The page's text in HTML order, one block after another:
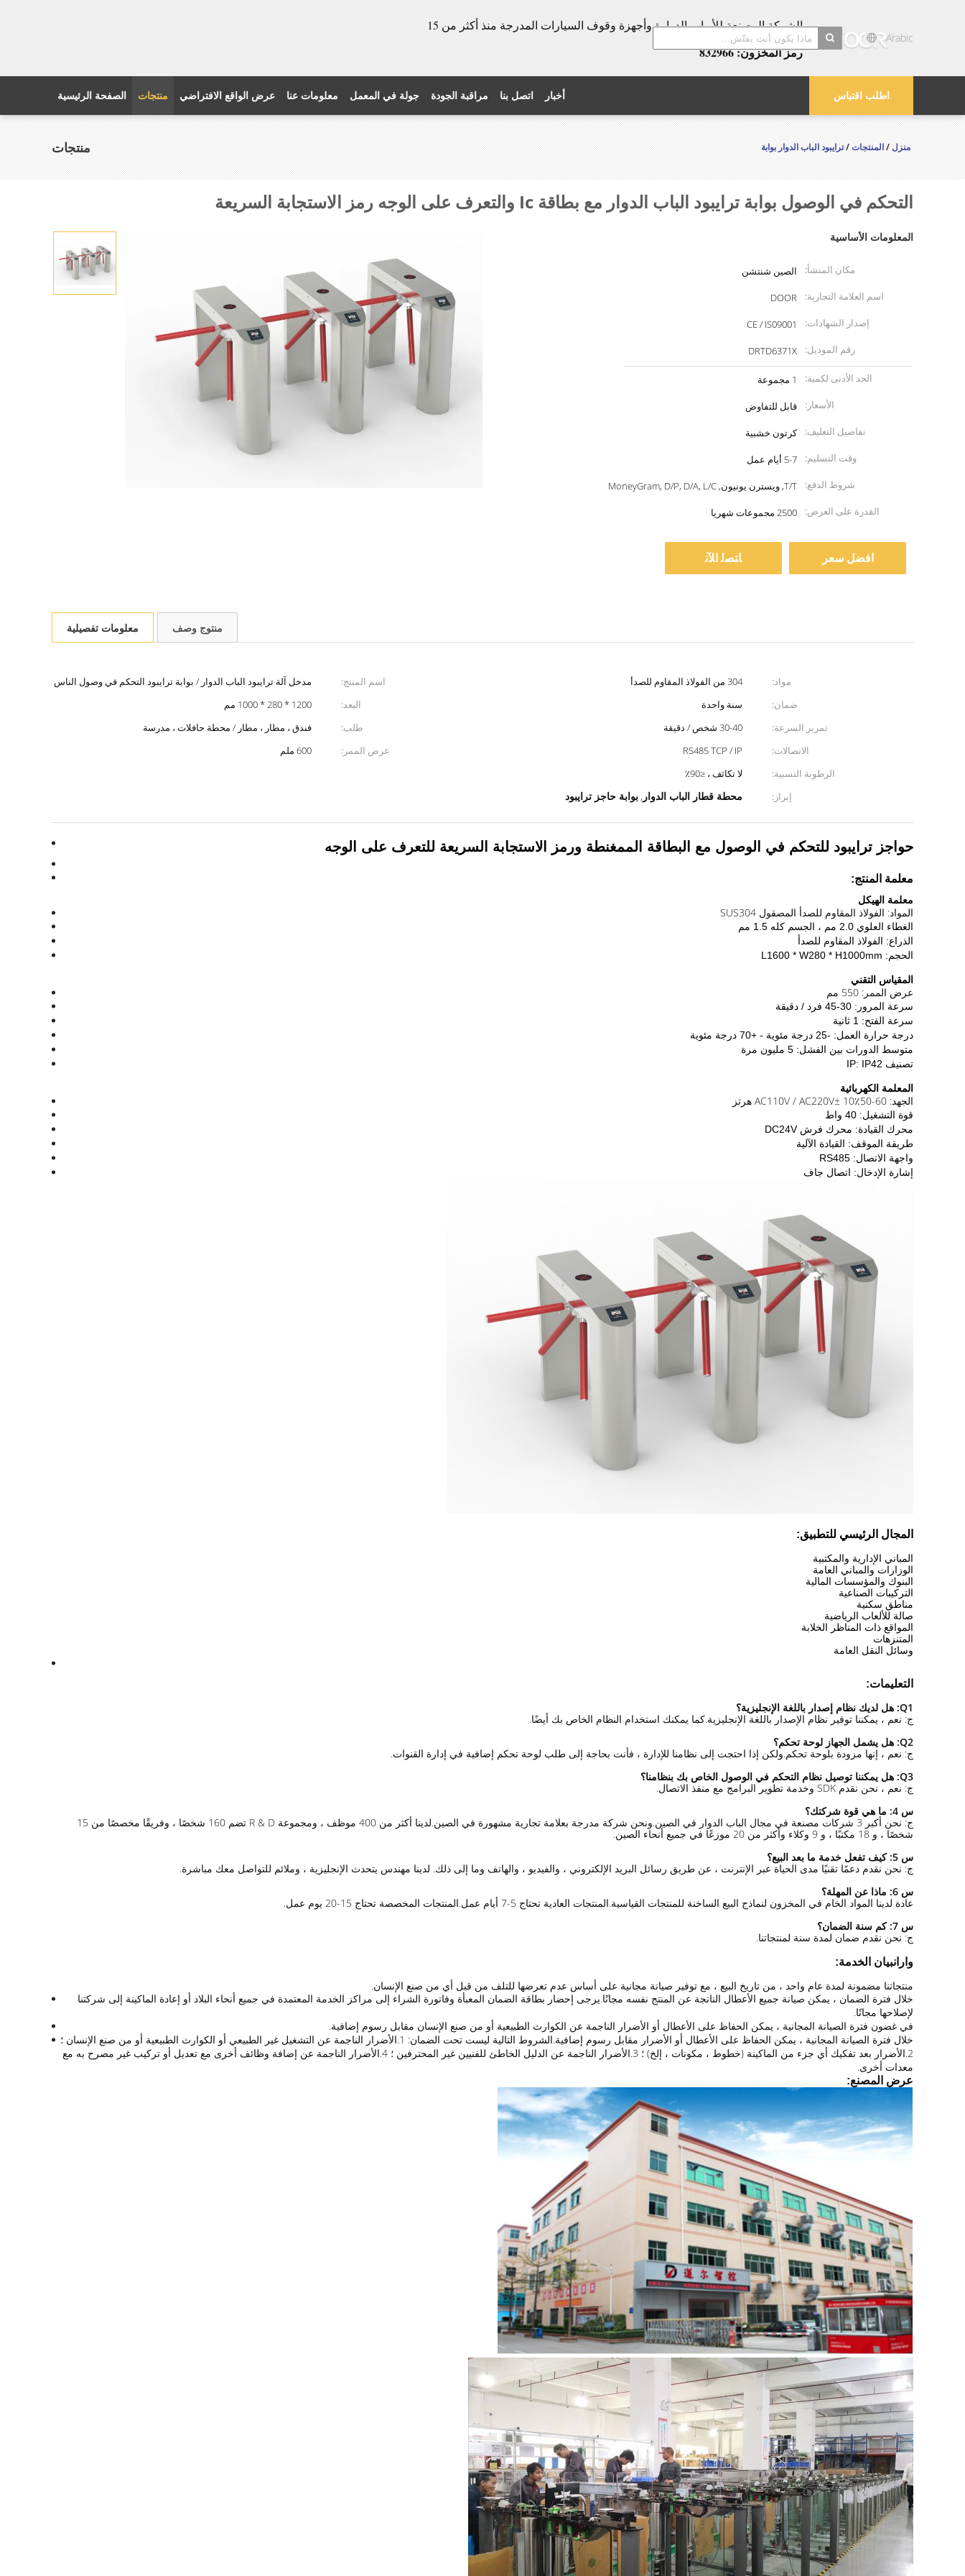
الشركة المصنعة للأبواب الدوارة وأجهزة وقوف السيارات المدرجة منذ أكثر من 15
عامًا!
رمز المخزون: 832966
Arabic
اطلب اقتباس الصفحة الرئيسية منتجات عرض الواقع الافتراضي معلومات عنا جولة في المعمل مراقبة الجودة اتصل بنا أخبار
منتجات منزل/المنتجات/ترايبود الباب الدوار بوابة
التحكم في الوصول بوابة ترايبود الباب الدوار مع بطاقة Ic والتعرف على الوجه رمز الاستجابة السريعة
المعلومات الأساسية
مكان المنشأ:
الصين شنتشن
اسم العلامة التجارية:
DOOR
إصدار الشهادات:
CE / IS09001
رقم الموديل:
DRTD6371X
الحد الأدنى لكمية:
1 مجموعة
الأسعار:
قابل للتفاوض
تفاصيل التغليف:
كرتون خشبية
وقت التسليم:
5-7 أيام عمل
شروط الدفع:
T/T, ويسترن يونيون, MoneyGram, D/P, D/A, L/C
القدرة على العرض:
2500 مجموعات شهريا
افضل سعر ﺎﺘﺼﻟ ﺍﻶﻧ
معلومات تفصيلية منتوج وصف
مواد: 304 من الفولاذ المقاوم للصدأ اسم المنتج:
مدخل آلة ترايبود الباب الدوار / بوابة ترايبود التحكم في وصول الناس
ضمان:
سنة واحدة البعد:
1200 * 280 * 1000 مم
تمرير السرعة:
30-40 شخص / دقيقة طلب:
فندق ، مطار ، مطار / محطة حافلات ، مدرسة
الاتصالات:
RS485 TCP / IP عرض الممر:
600 ملم
الرطوبة النسبية:
لا تكاثف ، ≤90٪
إبراز:
محطة قطار الباب الدوار , بوابة حاجز ترايبود
حواجز ترايبود للتحكم في الوصول مع البطاقة الممغنطة ورمز الاستجابة السريعة للتعرف على الوجه
معلمة المنتج:
معلمة الهيكل
المواد: الفولاذ المقاوم للصدأ المصقول SUS304
الغطاء العلوي 2.0 مم ، الجسم كله 1.5 مم
الذراع: الفولاذ المقاوم للصدأ
الحجم: L1600 * W280 * H1000mm
المقياس التقني
عرض الممر: 550 مم
سرعة المرور: 30-45 فرد / دقيقة
سرعة الفتح: 1 ثانية
درجة حرارة العمل: -25 درجة مئوية - +70 درجة مئوية
متوسط ​​الدورات بين الفشل: 5 مليون مرة
تصنيف IP: IP42
المعلمة الكهربائية
الجهد: AC110V / AC220V ± 10٪50-60 هرتز
قوة التشغيل: 40 واط
محرك القيادة: محرك فرش DC24V
طريقة الموقف: القيادة الآلية
واجهة الاتصال: RS485
إشارة الإدخال: اتصال جاف
المجال الرئيسي للتطبيق:
المباني الإدارية والمكتبية
الوزارات والمباني العامة
البنوك والمؤسسات المالية
التركيبات الصناعية
مناطق سكنية
صالة للألعاب الرياضية
المواقع ذات المناظر الخلابة
المتنزهات
وسائل النقل العامة
التعليمات:
Q1: هل لديك نظام إصدار باللغة الإنجليزية؟
ج: نعم ، يمكننا توفير نظام الإصدار باللغة الإنجليزية.كما يمكنك استخدام النظام الخاص بك أيضًا.
Q2: هل يشمل الجهاز لوحة تحكم؟
ج: نعم ، إنها مزودة بلوحة تحكم.ولكن إذا احتجت إلى نظامنا للإدارة ، فأنت بحاجة إلى طلب لوحة تحكم إضافية في إدارة القنوات.
Q3: هل يمكننا توصيل نظام التحكم في الوصول الخاص بك بنظامنا؟
ج: نعم ، نحن نقدم SDK وخدمة تطوير البرامج مع منفذ الاتصال.
س 4: ما هي قوة شركتك؟
ج: نحن أكبر 3 شركات مصنعة في مجال الباب الدوار في الصين.ونحن شركة مدرجة بعلامة تجارية مشهورة في الصين.لدينا أكثر من 400 موظف ، ومجموعة R & D تضم 160 شخصًا ، وفريقًا مخصصًا من 15
شخصًا ، و 18 مكتبًا ، و 9 وكلاء وأكثر من 20 موزعًا في جميع أنحاء الصين.
س 5: كيف تفعل خدمة ما بعد البيع؟
ج: نحن نقدم دعمًا تقنيًا مدى الحياة عبر الإنترنت ، عن طريق رسائل البريد الإلكتروني ، والفيديو ، والهاتف وما إلى ذلك. لدينا مهندس يتحدث الإنجليزية ، وملائم للتواصل معك مباشرة.
س 6: ماذا عن المهلة؟
عادة لدينا المواد الخام في المخزون لنماذج البيع الساخنة للمنتجات القياسية.المنتجات العادية تحتاج 5-7 أيام عمل.المنتجات المخصصة تحتاج 15-20 يوم عمل.
س 7: كم سنة الضمان؟
ج: نحن نقدم ضمان لمدة سنة لمنتجاتنا.
وارا نبيان الخدمة:
منتجاتنا مضمونة لمدة عام واحد ، من تاريخ البيع ، مع توفير صيانة مجانية على أساس عدم تعرضها للتلف من قبل أي من صنع الإنسان.
خلال فترة الضمان ، يمكن صيانة جميع الأعطال الناتجة عن المنتج نفسه مجانًا.يرجى إحضار بطاقة الضمان المعبأة وفاتورة الشراء إلى مراكز الخدمة المعتمدة في جميع أنحاء البلاد أو إعادة الماكينة إلى شركتنا
لإصلاحها مجانًا.
في غضون فترة الصيانة المجانية ، يمكن الحفاظ على الأعطال أو الأضرار الناجمة عن الكوارث الطبيعية أو من صنع الإنسان مقابل رسوم إضافية.
خلال فترة الصيانة المجانية ، يمكن الحفاظ على الأعطال أو الأضرار مقابل رسوم إضافية.الشروط التالية ليست تحت الضمان: 1.الأضرار الناجمة عن التشغيل غير الطبيعي أو الكوارث الطبيعية أو من صنع الإنسان ؛
2.الأضرار بعد تفكيك أي جزء من الماكينة (خطوط ، مكونات ، إلخ) ؛ 3.الأضرار الناجمة عن الدليل الخاطئ للفنيين غير المحترفين ؛ 4.الأضرار الناجمة عن إضافة وظائف أخرى مع تعديل أو تركيب غير مصرح به مع
معدات أخرى.
عرض المصنع: